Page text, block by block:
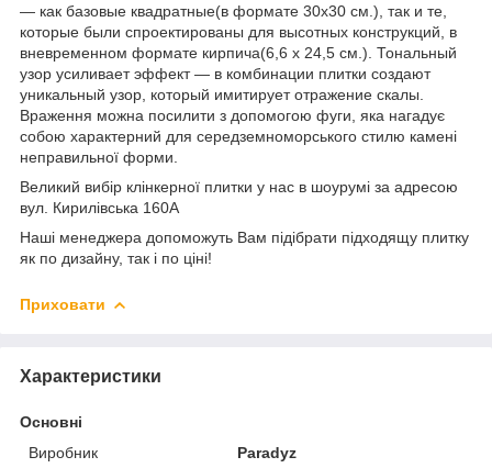
— как базовые квадратные(в формате 30х30 см.), так и те,
которые были спроектированы для высотных конструкций, в
вневременном формате кирпича(6,6 х 24,5 см.). Тональный
узор усиливает эффект — в комбинации плитки создают
уникальный узор, который имитирует отражение скалы.
Враження можна посилити з допомогою фуги, яка нагадує
собою характерний для середземноморського стилю камені
неправильної форми.
Великий вибір клінкерної плитки у нас в шоурумі за адресою
вул. Кирилівська 160А
Наші менеджера допоможуть Вам підібрати підходящу плитку
як по дизайну, так і по ціні!
Приховати
Характеристики
Основні
Виробник
Paradyz